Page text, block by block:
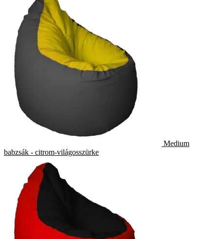
Medium
babzsák - citrom-világosszürke